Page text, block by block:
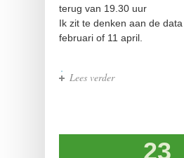
terug van 19.30 uur
Ik zit te denken aan de
februari of 11 april.
Lees verderover Lopen op
23